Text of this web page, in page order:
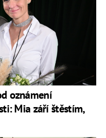
oznámení
Mia září štěstím,